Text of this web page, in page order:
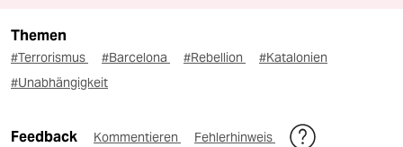
Themen
#Terrorismus #Barcelona #Rebellion
#Katalonien
#Unabhängigkeit
Feedback Kommentieren Fehlerhinweis